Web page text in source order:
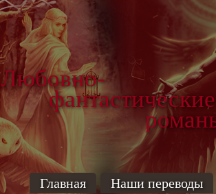
Любовно-
фантастические
Главная Наши переводы